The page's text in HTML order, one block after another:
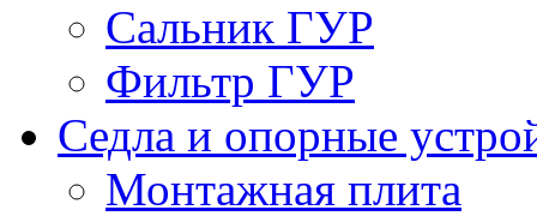
Сальник ГУР
Фильтр ГУР
Седла и опорные
Монтажная плита